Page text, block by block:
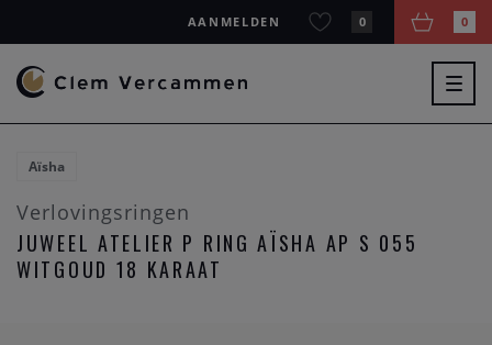
AANMELDEN 0 0
Aïsha
Verlovingsringen
JUWEEL ATELIER P RING AÏSHA AP S 055
WITGOUD 18 KARAAT